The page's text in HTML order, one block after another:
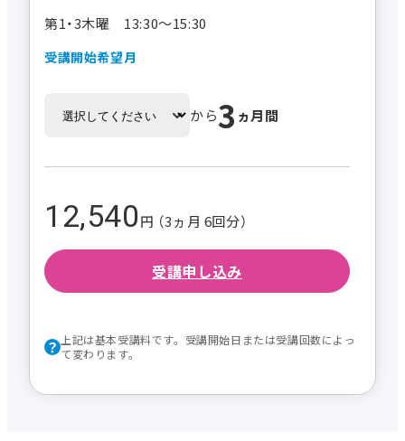
第1・3木曜 13:30～15:30
受講開始希望月
から3 ヵ月間
12,540円 （3ヵ月 6回分）
受講申し込み
上記は基本受講料です。受講開始日または受講回数によっ
て変わります。